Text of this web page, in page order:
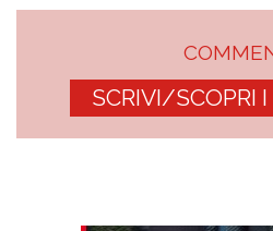
SCRIVI/SCOPRI